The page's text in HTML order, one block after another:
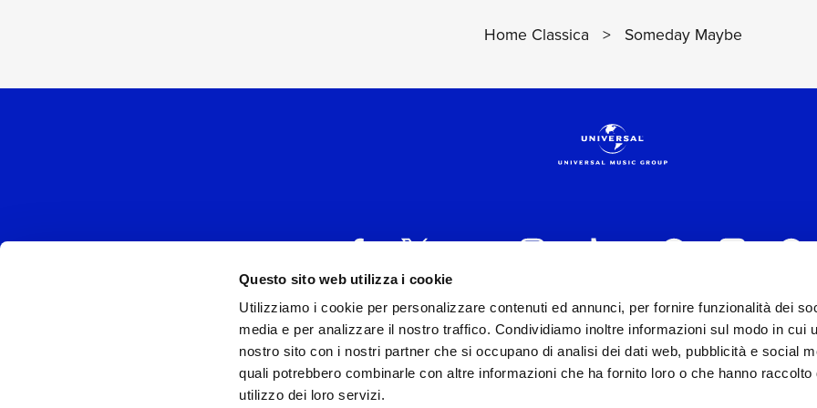
Questo sito web utilizza i cookie
Utilizziamo i cookie per personalizzare contenuti ed annunci, per fornire funzionalità dei
media e per analizzare il nostro traffico. Condividiamo inoltre informazioni sul modo in cui
nostro sito con i nostri partner che si occupano di analisi dei dati web, pubblicità e social
quali potrebbero combinarle con altre informazioni che ha fornito loro o che hanno raccolto
utilizzo dei loro servizi.
Home Classica > Someday Maybe
UNIVERSAL MUSIC ITALIA s.r.l. (Società con unico socio) | Via Nervesa,
P.IVA IT03802730154 Iscritta al REA di Milano con il numero 966135 in
Capitale sociale Euro 2.000.000 interamente versato.
Universal Music Italia, nel rispetto delle best practices in tema di corporate compliance ed al fine di